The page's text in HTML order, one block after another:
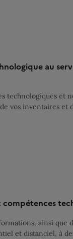
au
technologiques et
vos inventaires et
compétences
ainsi que
et distanciel, à